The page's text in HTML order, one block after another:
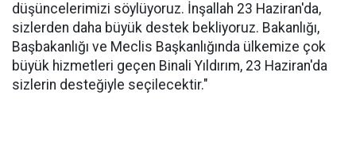
düşüncelerimizi söylüyoruz. İnşallah 23 Haziran'da,
sizlerden daha büyük destek bekliyoruz. Bakanlığı,
Başbakanlığı ve Meclis Başkanlığında ülkemize çok
büyük hizmetleri geçen Binali Yıldırım, 23 Haziran'da
sizlerin desteğiyle seçilecektir."